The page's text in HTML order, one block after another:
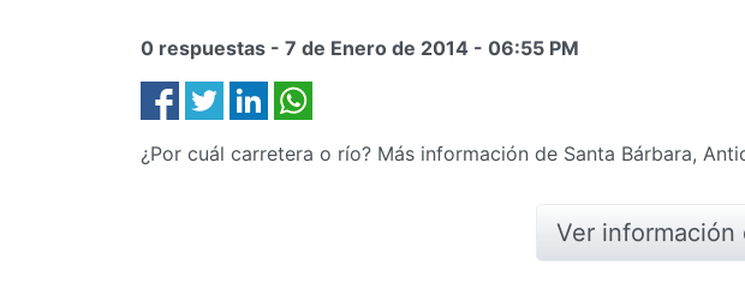
0 respuestas - 7 de Enero de 2014 - 06:55 PM
¿Por cuál carretera o río? Más información de Santa Bárbara,
Ver información